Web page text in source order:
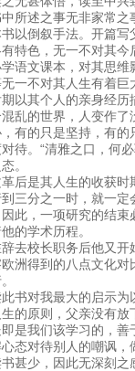
之事无非家常之事
叙手法。开篇写父
特色，无一不对其
语文课本，对其思
一不对其人生有着巨
个人的亲身经历描
乱的世界，人变作
有的只是坚持，有
待。“清雅之口，何
。
其人生的收获时期
三分之一时，就一
此，一项研究的结
的学术历程。
长职务后他又开始
洲得到的八点文化
我最大的启示为以
的原则，父亲没有
是我们该学习的，
态对待别人的嘲讽，
，因此无深刻之感